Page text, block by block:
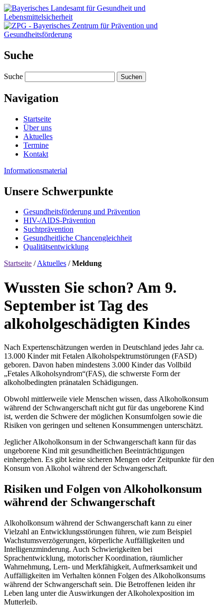
Suche
Suche
Navigation
Startseite
Über uns
Aktuelles
Termine
Kontakt
Informations­material
Unsere Schwer­punkte
Gesundheitsförderung und Prävention
HIV-/AIDS-Prävention
Sucht­prävention
Gesundheitliche Chancengleichheit
Qualitäts­entwicklung
Startseite /Aktuelles /Meldung
Wussten Sie schon? Am 9.
September ist Tag des
alkoholgeschädigten Kindes
Nach Expertenschätzungen werden in Deutschland jedes Jahr ca.
13.000 Kinder mit Fetalen Alkoholspektrumstörungen (FASD)
geboren. Davon haben mindestens 3.000 Kinder das Vollbild
„Fetales Alkoholsyndrom“(FAS), die schwerste Form der
alkoholbedingten pränatalen Schädigungen.
Obwohl mittlerweile viele Menschen wissen, dass Alkoholkonsum
während der Schwangerschaft nicht gut für das ungeborene Kind
ist, werden die Schwere der möglichen Konsumfolgen sowie die
Risiken von geringen und seltenen Konsummengen unterschätzt.
Jeglicher Alkoholkonsum in der Schwangerschaft kann für das
ungeborene Kind mit gesundheitlichen Beeinträchtigungen
einhergehen. Es gibt keine sicheren Mengen oder Zeitpunkte für den
Konsum von Alkohol während der Schwangerschaft.
Risiken und Folgen von Alkoholkonsum
während der Schwangerschaft
Alkoholkonsum während der Schwangerschaft kann zu einer
Vielzahl an Entwicklungsstörungen führen, wie zum Beispiel
Wachstumsverzögerungen, körperliche Auffälligkeiten und
Intelligenzminderung. Auch Schwierigkeiten bei
Sprachentwicklung, motorischer Koordination, räumlicher
Wahrnehmung, Lern- und Merkfähigkeit, Aufmerksamkeit und
Auffälligkeiten im Verhalten können Folgen des Alkoholkonsums
während der Schwangerschaft sein. Die Betroffenen leiden ihr
Leben lang unter die Auswirkungen der Alkoholexposition im
Mutterleib.